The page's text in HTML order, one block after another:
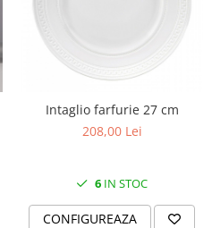
Intaglio farfurie 27 cm
208,00 Lei
6 IN STOC
CONFIGUREAZA